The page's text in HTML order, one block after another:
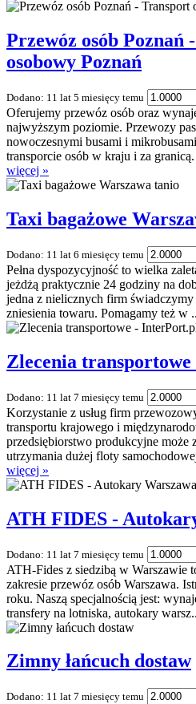
Przewóz osób Poznań
osobowy Poznań
Dodano: 11 lat 5 miesięcy temu
Oferujemy przewóz osób oraz
najwyższym poziomie. Przewozy
nowoczesnymi busami i
transporcie osób w kraju i za
więcej »
Taxi bagażowe
Dodano: 11 lat 6 miesięcy temu
Pełna dyspozycyjność to wielka
jeżdżą praktycznie 24 godziny na
jedna z nielicznych firm
zniesienia towaru. Pomagamy też w
Zlecenia
Dodano: 11 lat 7 miesięcy temu
Korzystanie z usług firm
transportu krajowego i
przedsiębiorstwo produkcyjne może
utrzymania dużej floty
więcej »
ATH FIDES -
Dodano: 11 lat 7 miesięcy temu
ATH-Fides z siedzibą w Warszawie
zakresie przewóz osób Warszawa.
roku. Naszą specjalnością jest:
transfery na lotniska, autokary
Zimny łańcuch dostaw
Dodano: 11 lat 7 miesięcy temu